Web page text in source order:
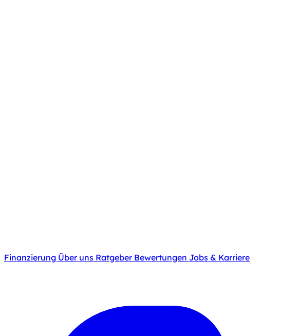
Finanzierung Über uns Ratgeber Bewertungen Jobs & Karriere